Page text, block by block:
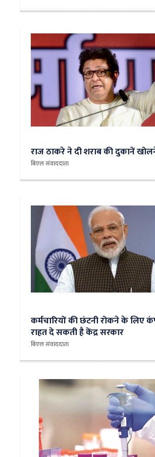
राज ठाकरे ने दी शराब की दुकानें
बिएल संवाददाता
कर्मचारियों की छंटनी रोकने के लिए
राहत दे सकती है केंद्र सरकार
बिएल संवाददाता